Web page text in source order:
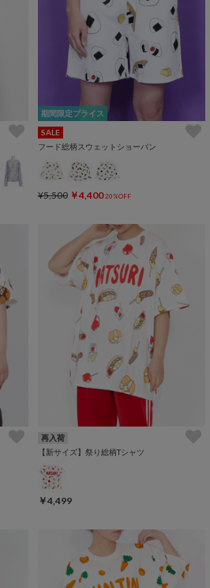
期間限定プライス
SALE
フード総柄スウェットショーパン
¥5,500 ￥4,400 20%OFF
再入荷
【新サイズ】祭り総柄Tシャツ
￥4,499